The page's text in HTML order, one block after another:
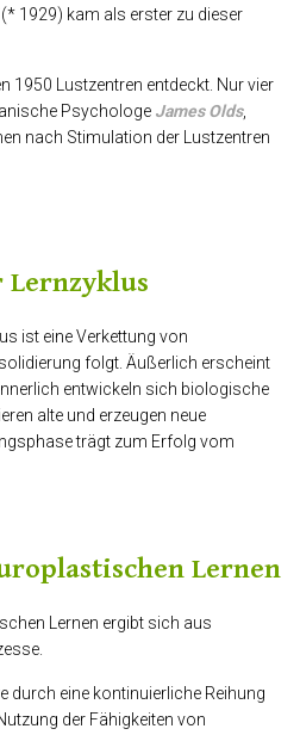
1929) kam als erster zu dieser
1950 Lustzentren entdeckt. Nur vier
Psychologe James Olds,
nach Stimulation der Lustzentren
Lernzyklus
ist eine Verkettung von
folgt. Äußerlich erscheint
entwickeln sich biologische
alte und erzeugen neue
trägt zum Erfolg vom
Lernen
Lernen ergibt sich aus
durch eine kontinuierliche Reihung
der Fähigkeiten von